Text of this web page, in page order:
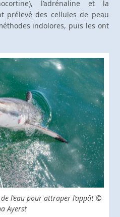
l’adrénaline et la
prélevé des cellules de peau
indolores, puis les ont
l’eau pour attraper l’appât ©
Ayerst